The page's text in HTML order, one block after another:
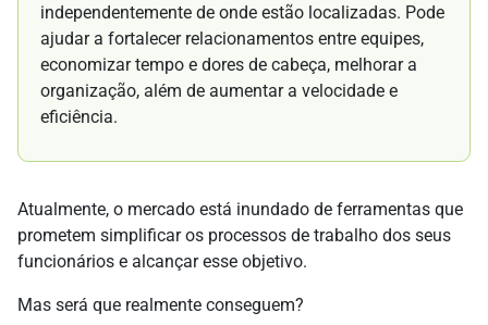
independentemente de onde estão localizadas. Pode
ajudar a fortalecer relacionamentos entre equipes,
economizar tempo e dores de cabeça, melhorar a
organização, além de aumentar a velocidade e
eficiência.
Atualmente, o mercado está inundado de ferramentas que
prometem simplificar os processos de trabalho dos seus
funcionários e alcançar esse objetivo.
Mas será que realmente conseguem?